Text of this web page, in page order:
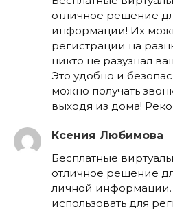
отличное решение
информации! Их
регистрации на
никто не разузнал
Это удобно и
можно получать
выходя из дома!
Ксения Любимова
Бесплатные
отличное решение
личной
использовать для